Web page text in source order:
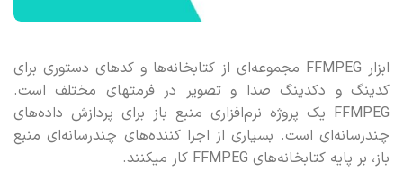
ابزار FFMPEG مجموعه‌ای از کتابخانه‌ها و کدهای دستوری برای
کدینگ و دکدینگ صدا و تصویر در فرمتهای مختلف است.
FFMPEG یک پروژه نرم‌افزاری منبع باز برای پردازش داده‌های
چندرسانه‌ای است. بسیاری از اجرا کننده‌های چندرسانه‌ای منبع
باز، بر پایه کتابخانه‌های FFMPEG کار میکنند.